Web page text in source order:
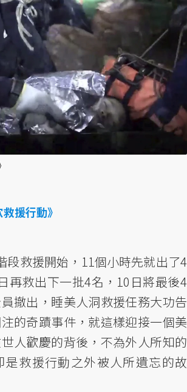
援行動》
段救援開始，11個小時先就出了4
再救出下一批4名，10日將最後4
撤出，睡美人洞救援任務大功告
的奇蹟事件，就這樣迎接一個美
人歡慶的背後，不為外人所知的
是救援行動之外被人所遺忘的故